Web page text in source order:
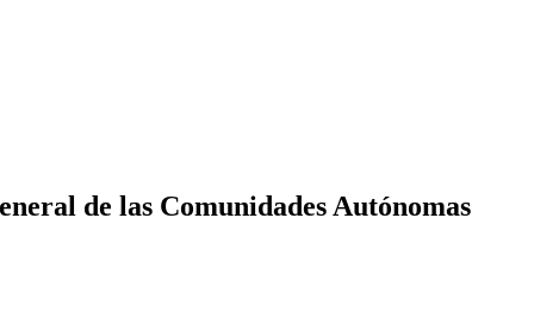
de las Comunidades Autónomas